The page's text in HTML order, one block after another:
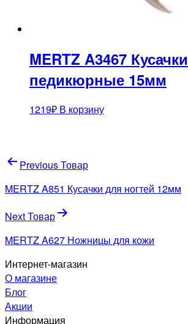
MERTZ A3467 Кусачки
педикюрные 15мм
1219₽ В корзину
Навигация
по
записям
Previous Товар
MERTZ A851 Кусачки для ногтей 12мм
Next Товар
MERTZ A627 Ножницы для кожи
Интернет-магазин
О магазине
Блог
Акции
Информация